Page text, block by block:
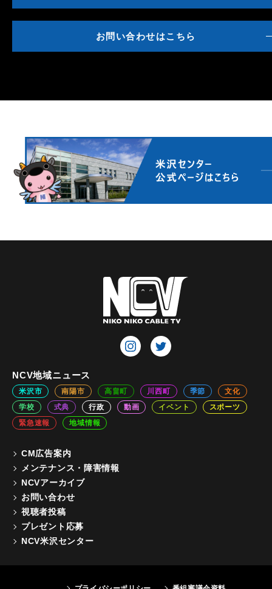
お問い合わせはこちら
NCV地域ニュース
米沢市 南陽市 高畠町 川西町 季節
文化
学校
式典 行政 動画 イベント
スポーツ
緊急速報
地域情報
CM広告案内
メンテナンス・障害情報
NCVアーカイブ
お問い合わせ
視聴者投稿
プレゼント応募
NCV米沢センター